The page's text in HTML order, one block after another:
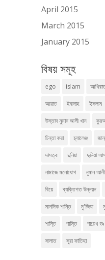
April 2015
March 2015
January 2015
বিষয় সমূহ
ego islam
আয়াত ইবাদাহ ইসলাম
উস্তাদ নুমান আলী খান
চিন্তা করা চ্যালেঞ্জ
দাসত্ব দুনিয়া দুনিয়া
নামাজে মনোযোগ নুমান
বিয়ে ব্যক্তিগত উন্নয়ন
মানসিক শান্তি মু'জিযা
শান্তি শাস্তি শায়েখ ডঃ
সালাত সূরা ফাতিহা